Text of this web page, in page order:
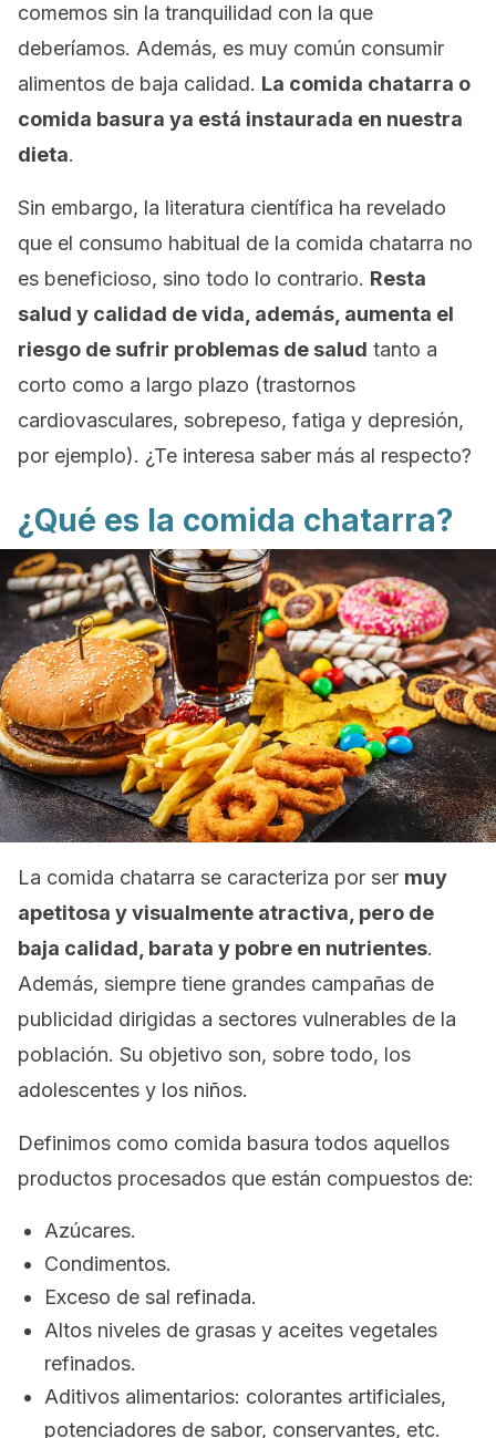
comemos sin la tranquilidad con la que
deberíamos. Además, es muy común consumir
alimentos de baja calidad. La comida chatarra o
comida basura ya está instaurada en nuestra
dieta.
Sin embargo, la literatura científica ha revelado
que el consumo habitual de la comida chatarra no
es beneficioso, sino todo lo contrario. Resta
salud y calidad de vida, además, aumenta el
riesgo de sufrir problemas de salud tanto a
corto como a largo plazo (trastornos
cardiovasculares, sobrepeso, fatiga y depresión,
por ejemplo). ¿Te interesa saber más al respecto?
¿Qué es la comida chatarra?
La comida chatarra se caracteriza por ser muy
apetitosa y visualmente atractiva, pero de
baja calidad, barata y pobre en nutrientes.
Además, siempre tiene grandes campañas de
publicidad dirigidas a sectores vulnerables de la
población. Su objetivo son, sobre todo, los
adolescentes y los niños.
Definimos como comida basura todos aquellos
productos procesados que están compuestos de:
Azúcares.
Condimentos.
Exceso de sal refinada.
Altos niveles de grasas y aceites vegetales
refinados.
Aditivos alimentarios: colorantes artificiales,
potenciadores de sabor, conservantes, etc.